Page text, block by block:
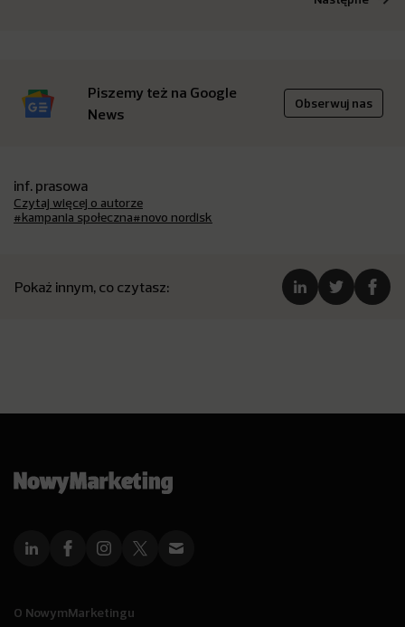
Piszemy też na Google
News
Obserwuj nas
inf. prasowa
Czytaj więcej o autorze
#kampania społeczna#novo nordisk
Pokaż innym, co czytasz:
O NowymMarketingu